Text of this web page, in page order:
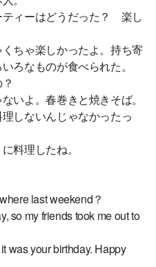
ティーはどうだった？ 楽し
ちゃ楽しかったよ。持ち寄
ろなものが食べられた。
いよ。春巻きと焼きそば。
しないんじゃなかったっ
料理したね。
last weekend？
so my friends took me out to
was your birthday. Happy